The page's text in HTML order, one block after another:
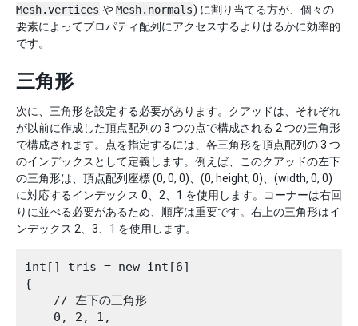
Mesh.vertices やMesh.normals) に割り当てる方が、個々の
要素によってプロパティ配列にアクセスするよりはるかに効率的
です。
三角形
次に、三角形を設定する必要があります。クアッドは、それぞれ
が以前に作成した頂点配列の 3 つの点で構成される 2 つの三角形
で構成されます。点を指定するには、各三角形を頂点配列の 3 つ
のインデックスとして定義します。例えば、このクアッドの左下
の三角形は、頂点配列座標 (0, 0, 0)、(0, height, 0)、(width, 0, 0)
に対応するインデックス 0、2、1 を使用します。コーナーは右回
りに並べる必要があるため、順序は重要です。右上の三角形はイ
ンデックス 2、3、1 を使用します。
int[] tris = new int[6]
{
    // 左下の三角形
    0, 2, 1,